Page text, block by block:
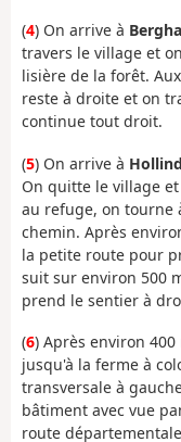
(4) On arrive à
travers le village et
lisière de la forêt.
reste à droite et on
continue tout droit.
(5) On arrive à
On quitte le village
au refuge, on tourne
chemin. Après
la petite route pour
suit sur environ 500
prend le sentier à
(6) Après environ
jusqu'à la ferme à
transversale à
bâtiment avec vue
route